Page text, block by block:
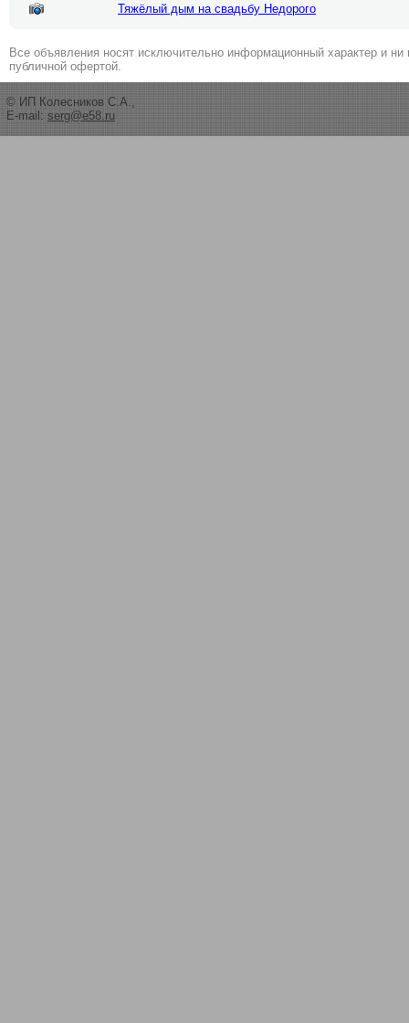
Тяжёлый дым на свадьбу Недорого
Все объявления носят исключительно информационный характер и ни
публичной офертой.
© ИП Колесников С.А.,
E-mail: serg@e58.ru